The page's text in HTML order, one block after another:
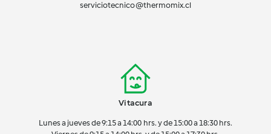
serviciotecnico@thermomix.cl
Vitacura
Lunes a jueves de 9:15 a 14:00 hrs. y de 15:00 a 18:30 hrs.